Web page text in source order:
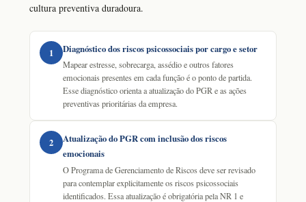
cultura preventiva duradoura.
1 Diagnóstico dos riscos psicossociais por cargo e setor
Mapear estresse, sobrecarga, assédio e outros fatores
emocionais presentes em cada função é o ponto de partida.
Esse diagnóstico orienta a atualização do PGR e as ações
preventivas prioritárias da empresa.
2
Atualização do PGR com inclusão dos riscos
emocionais
O Programa de Gerenciamento de Riscos deve ser revisado
para contemplar explicitamente os riscos psicossociais
identificados. Essa atualização é obrigatória pela NR 1 e